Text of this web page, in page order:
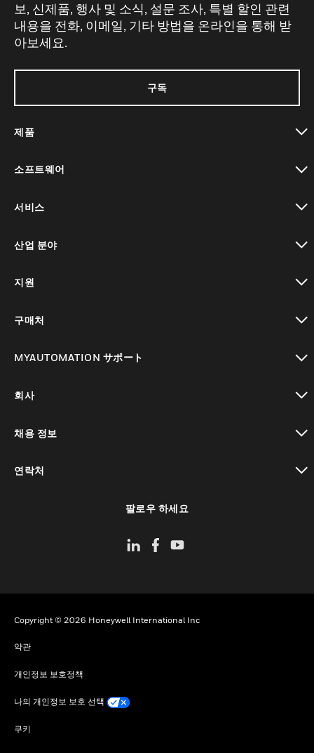
보, 신제품, 행사 및 소식, 설문 조사, 특별 할인 관련
내용을 전화, 이메일, 기타 방법을 온라인을 통해 받
아보세요.
구독
제품
소프트웨어
서비스
산업 분야
지원
구매처
MYAUTOMATION サポート
회사
채용 정보
연락처
팔로우 하세요
Copyright © 2026 Honeywell International Inc
약관
개인정보 보호정책
나의 개인정보 보호 선택
쿠키